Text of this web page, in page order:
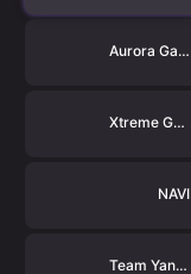
Aurora Gaming
Xtreme Gaming
NAVI
Team Yandex